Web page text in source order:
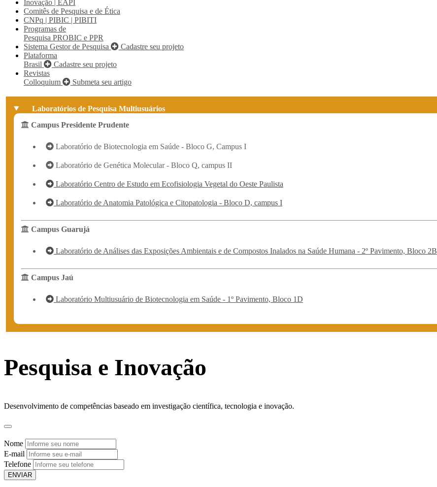
Inovação | EAPI
Comitês de Pesquisa e de Ética
CNPq | PIBIC | PIBITI
Programas de
Pesquisa PROBIC e PPR
Sistema Gestor de Pesquisa
Cadastre seu projeto
Plataforma
Brasil
Cadastre seu projeto
Revistas
Colloquium
Submeta seu artigo
Laboratórios de Pesquisa Multiusuários
Campus Presidente Prudente
Laboratório de Biotecnologia em Saúde - Bloco G, Campus I
Laboratório de Genética Molecular - Bloco Q, campus II
Laboratório Centro de Estudo em Ecofisiologia Vegetal do Oeste Paulista
Laboratório de Anatomia Patológica e Citopatologia - Bloco D, campus I
Campus Guarujá
Laboratório de Análises das Exposições Ambientais e de Compostos Inalados na Saúde Humana - 2º Pavimento, Bloco 2B
Campus Jaú
Laboratório Multiusuário de Biotecnologia em Saúde - 1º Pavimento, Bloco 1D
Pesquisa e Inovação
Desenvolvimento de competências baseado em investigação científica, tecnologia e inovação.
Nome
E-mail
Telefone
ENVIAR